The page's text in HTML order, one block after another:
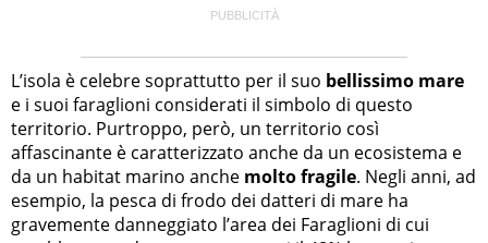
L’isola è celebre soprattutto per il suo bellissimo mare
e i suoi faraglioni considerati il simbolo di questo
territorio. Purtroppo, però, un territorio così
affascinante è caratterizzato anche da un ecosistema e
da un habitat marino anche molto fragile. Negli anni, ad
esempio, la pesca di frodo dei datteri di mare ha
gravemente danneggiato l’area dei Faraglioni di cui